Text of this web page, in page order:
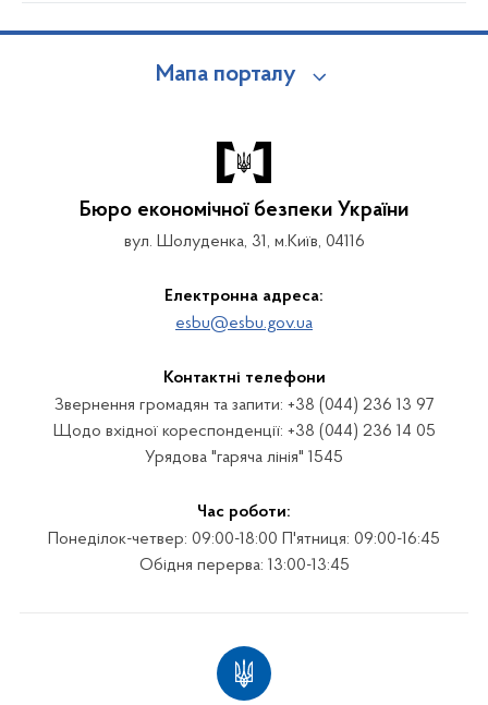
Мапа порталу
Бюро економічної безпеки України
вул. Шолуденка, 31, м.Київ, 04116
Електронна адреса:
esbu@esbu.gov.ua
Контактні телефони
Звернення громадян та запити: +38 (044) 236 13 97
Щодо вхідної кореспонденції: +38 (044) 236 14 05
Урядова "гаряча лінія" 1545
Час роботи:
Понеділок-четвер: 09:00-18:00 П'ятниця: 09:00-16:45
Обідня перерва: 13:00-13:45